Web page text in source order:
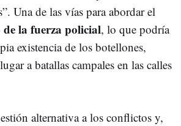
Una de las vías para abordar el
de la fuerza policial, lo que podría
existencia de los botellones,
a batallas campales en las calles
alternativa a los conflictos y,